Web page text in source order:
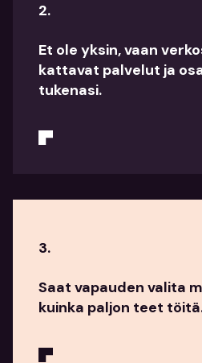
2.
Et ole yksin, vaan
kattavat palvelut ja
tukenasi.
3.
Saat vapauden valita
kuinka paljon teet